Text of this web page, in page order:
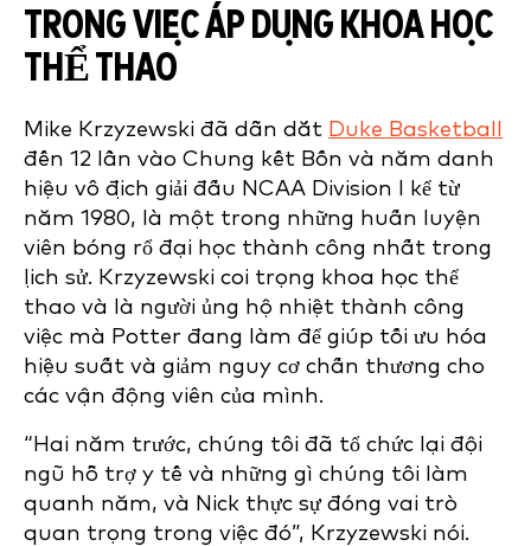
TRONG VIỆC ÁP DỤNG KHOA HỌC
THỂ THAO
Mike Krzyzewski đã dẫn dắt Duke Basketball
đến 12 lần vào Chung kết Bốn và năm danh
hiệu vô địch giải đấu NCAA Division I kể từ
năm 1980, là một trong những huấn luyện
viên bóng rổ đại học thành công nhất trong
lịch sử. Krzyzewski coi trọng khoa học thể
thao và là người ủng hộ nhiệt thành công
việc mà Potter đang làm để giúp tối ưu hóa
hiệu suất và giảm nguy cơ chấn thương cho
các vận động viên của mình.
“Hai năm trước, chúng tôi đã tổ chức lại đội
ngũ hỗ trợ y tế và những gì chúng tôi làm
quanh năm, và Nick thực sự đóng vai trò
quan trọng trong việc đó”, Krzyzewski nói.